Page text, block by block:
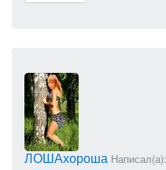
ЛОШАхороша